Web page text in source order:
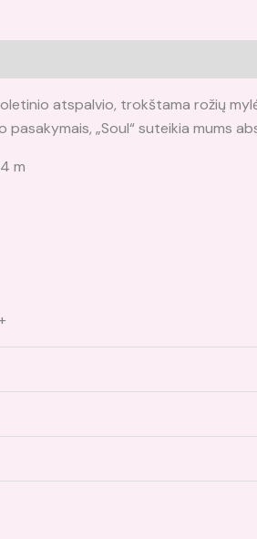
atspalvio, trokštama rožių
pasakymais, „Soul“ suteikia
m